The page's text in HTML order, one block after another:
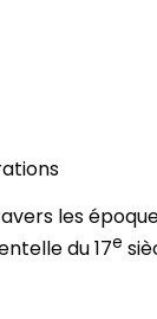
les
du 17e